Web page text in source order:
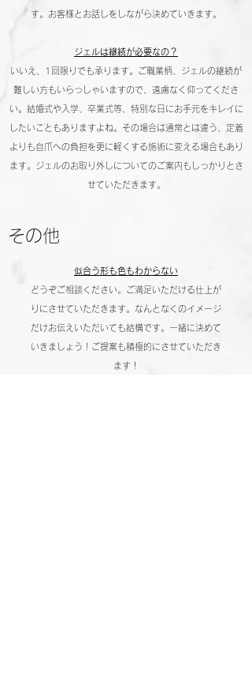
す。お客様とお話しをしながら決めていきます。
ジェルは継続が必要なの？
いいえ、1回限りでも承ります。ご職業柄、ジェルの継続が
難しい方もいらっしゃいますので、遠慮なく仰ってくださ
い。結婚式や入学、卒業式等、特別な日にお手元をキレイに
したいこともありますよね。その場合は通常とは違う、定着
よりも自爪への負担を更に軽くする施術に変える場合もあり
ます。ジェルのお取り外しについてのご案内もしっかりとさ
せていただきます。
​その他
似合う形も色もわからない
どうぞご相談ください。ご満足いただける仕上が
りにさせていただきます。なんとなくのイメージ
だけお伝えいただいても結構です。一緒に決めて
いきましょう！ご提案も積極的にさせていただき
ます！